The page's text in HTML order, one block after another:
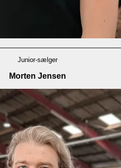
Junior-sælger
Morten Jensen